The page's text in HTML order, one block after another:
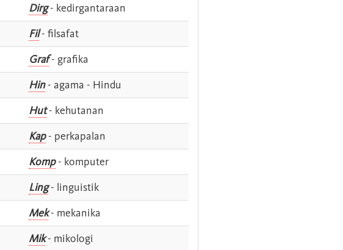
Dirg- kedirgantaraan
Fil- filsafat
Graf- grafika
Hin- agama - Hindu
Hut- kehutanan
Kap- perkapalan
Komp- komputer
Ling- linguistik
Mek- mekanika
Mik- mikologi